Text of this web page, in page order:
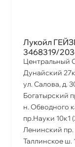
Лукойл
3468319/
Центральный
Дунайский
ул. Салова, д.
Богатырский
н. Обводного
пр.Науки 10к1
Ленинский пр.
Таллинское ш.